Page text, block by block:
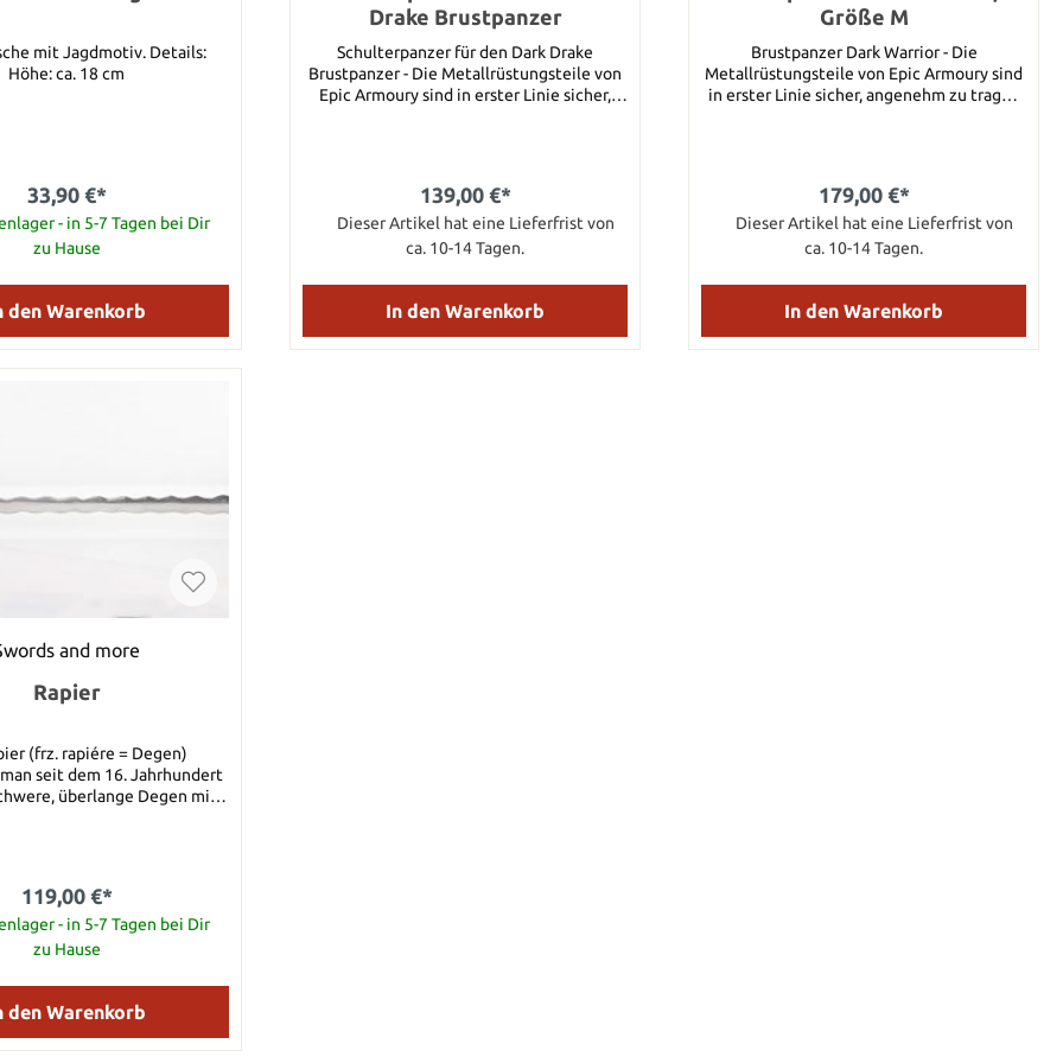
mit Jagdmotiv. Details:
Höhe: ca. 18 cm
33,90 €*
- in 5-7 Tagen bei Dir
zu Hause
den Warenkorb
Drake Brustpanzer
Schulterpanzer für den Dark Drake
Brustpanzer - Die Metallrüstungsteile von
Epic Armoury sind in erster Linie sicher,
Rüstung zu personalisieren. Dieses Set
besteht aus zwei brünierten
Schulterpanzern passend zum Dark Drake
starkem Stahl hergestellt und mit
schwarzen Stahlnieten verziert.
139,00 €*
Dieser Artikel hat eine Lieferfrist von
ca. 10-14 Tagen.
In den Warenkorb
Größe M
Brustpanzer Dark Warrior - Die
Metallrüstungsteile von Epic Armoury sind
in erster Linie sicher, angenehm zu tragen
personalisieren. Dieser Brustpanzer
besteht aus 1,4 mm starkem, schwarzem
Stahl und wurde mit einer
Mit Hilfe von Lederriemen lässt sich diese
mit schwarzen Nieten verzierte Rüstung
Riemen: 105 cm (M) Taille: 60 cm (M) Arm:
179,00 €*
Dieser Artikel hat eine Lieferfrist von
ca. 10-14 Tagen.
In den Warenkorb
and more
Rapier
(frz. rapiére = Degen)
seit dem 16. Jahrhundert
überlange Degen mit
schützen. Die Rapiere
einem Fechteinsatz an der
zur Sicherheit noch
Klingenbreite: 3
4 mm Breite der
elastischer
119,00 €*
- in 5-7 Tagen bei Dir
zu Hause
den Warenkorb